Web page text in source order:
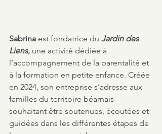
Sabrina est fondatrice du Jardin des
Liens, une activité dédiée à
l’accompagnement de la parentalité et
à la formation en petite enfance. Créée
en 2024, son entreprise s’adresse aux
familles du territoire béarnais
souhaitant être soutenues, écoutées et
guidées dans les différentes étapes de